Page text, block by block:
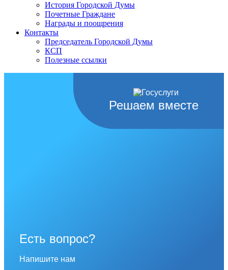
История Городской Думы
Почетные Граждане
Награды и поощрения
Контакты
Председатель Городской Думы
КСП
Полезные ссылки
Решаем вместе
Есть вопрос?
Напишите нам